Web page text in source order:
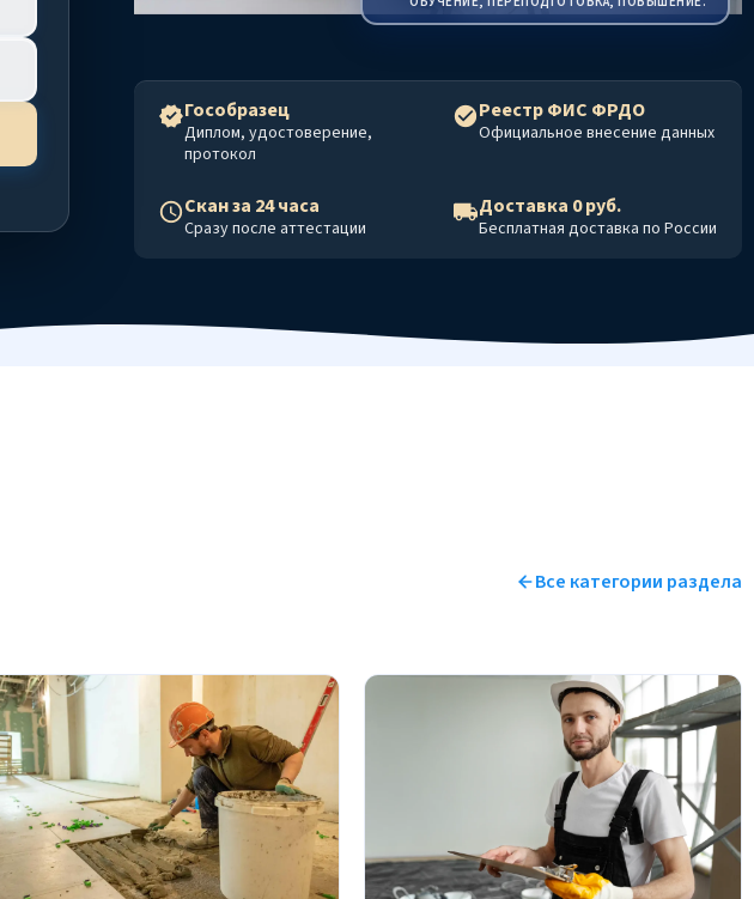
ОБУЧЕНИЕ, ПЕРЕПОДГОТОВКА, ПОВЫШЕНИЕ.
Гособразец
Диплом, удостоверение,
протокол
Реестр ФИС ФРДО
Официальное внесение данных
Скан за 24 часа
Сразу после аттестации
Доставка 0 руб.
Бесплатная доставка по России
Все категории раздела